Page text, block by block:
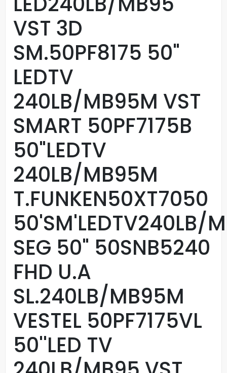
VST 3D
SM.50PF8175 50"
LEDTV
240LB/MB95M VST
SMART 50PF7175B
50"LEDTV
240LB/MB95M
T.FUNKEN50XT7050
50'SM'LEDTV240LB/
SEG 50" 50SNB5240
FHD U.A
SL.240LB/MB95M
VESTEL 50PF7175VL
50''LED TV